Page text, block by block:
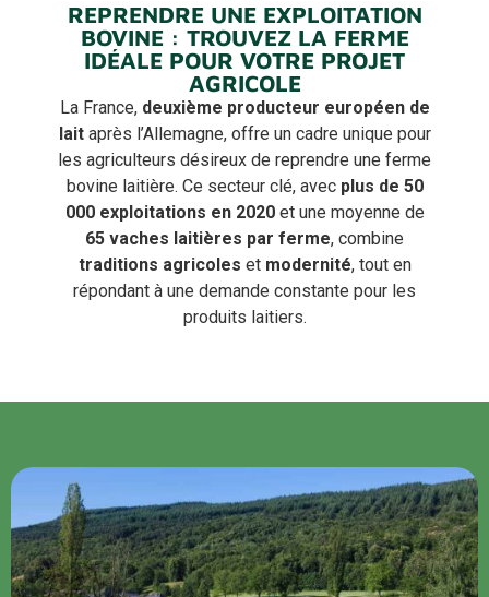
REPRENDRE UNE EXPLOITATION
BOVINE : TROUVEZ LA FERME
IDÉALE POUR VOTRE PROJET
AGRICOLE
La France, deuxième producteur européen de
laitaprès l’Allemagne, offre un cadre unique pour
les agriculteurs désireux de reprendre une ferme
bovine laitière. Ce secteur clé, avec plus de 50
000 exploitations en 2020et une moyenne de
65 vaches laitières par ferme, combine
traditions agricoles et modernité, tout en
répondant à une demande constante pour les
produits laitiers.